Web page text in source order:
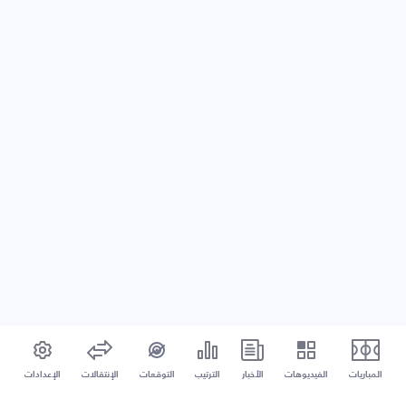
المباريات الفيديوهات الأخبار الترتيب التوقعات الإنتقالات الإعدادات